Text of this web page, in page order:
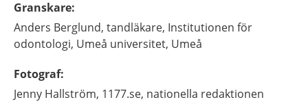
Granskare:
Anders Berglund, tandläkare, Institutionen för
odontologi, Umeå universitet, Umeå
Fotograf:
Jenny Hallström, 1177.se, nationella redaktionen